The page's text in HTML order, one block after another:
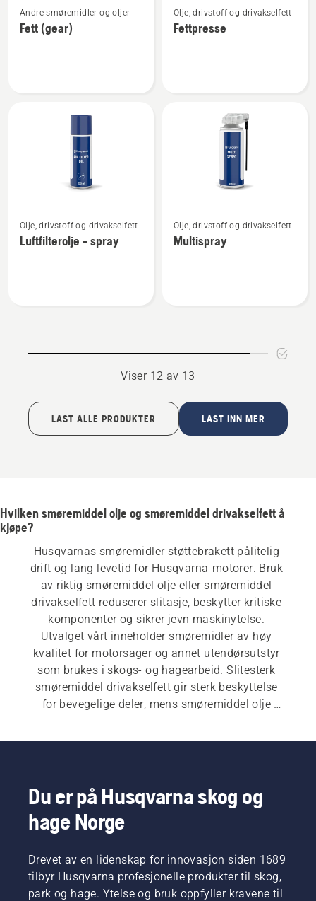
flere
detaljer
Andre smøremidler og oljer
Fett (gear)
flere
detaljer
Olje, drivstoff og drivakselfett
Fettpresse
flere
detaljer
Olje, drivstoff og drivakselfett
Luftfilterolje - spray
flere
detaljer
Olje, drivstoff og drivakselfett
Multispray
Viser 12 av 13
LAST ALLE PRODUKTER LAST INN MER
Hvilken smøremiddel olje og smøremiddel drivakselfett å
kjøpe?
Husqvarnas smøremidler støttebrakett pålitelig
drift og lang levetid for Husqvarna-motorer. Bruk
av riktig smøremiddel olje eller smøremiddel
drivakselfett reduserer slitasje, beskytter kritiske
komponenter og sikrer jevn maskinytelse.
Utvalget vårt inneholder smøremidler av høy
kvalitet for motorsager og annet utendørsutstyr
som brukes i skogs- og hagearbeid. Slitesterk
smøremiddel drivakselfett gir sterk beskyttelse
for bevegelige deler, mens smøremiddel olje
slitasje.
Du er på Husqvarna skog og
hage Norge
Drevet av en lidenskap for innovasjon siden 1689
tilbyr Husqvarna profesjonelle produkter til skog,
park og hage. Ytelse og bruk oppfyller kravene til